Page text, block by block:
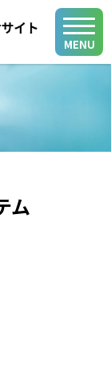
MENU
ー
ム